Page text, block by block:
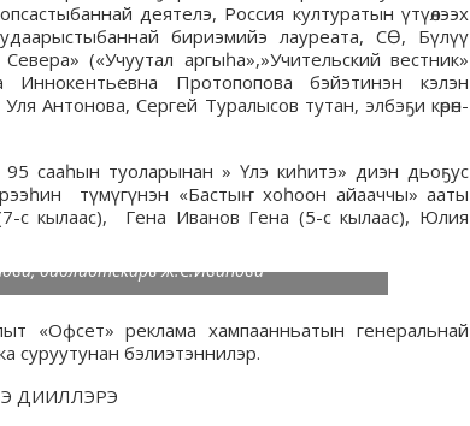
деятелэ, Россия културатын үтүөлээх
бириэмийэ лауреата, СӨ, Бүлүү
(«Учуутал аргыһа»,»Учительский вестник»
Протопопова бэйэтинэн кэлэн
Антонова, Сергей Туралысов тутан, элбэҕи көрөн-
95 сааһын туоларынан » Үлэ киһитэ» диэн дьоҕус
түмүгүнэн «Бастыҥ хоһоон айааччы» ааты
с кылаас), Гена Иванов Гена (5-с кылаас), Юлия
библиотекарь Ж.С.Иванова
«Офсет» реклама хампаанньатын генеральнай
суруутунан бэлиэтэннилэр.
ДИИЛЛЭРЭ